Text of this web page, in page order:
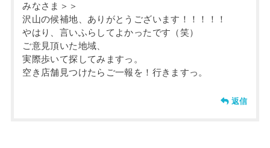
みなさま＞＞
沢山の候補地、ありがとうございます！！！！！
やはり、言いふらしてよかったです（笑）
ご意見頂いた地域、
実際歩いて探してみますっ。
空き店舗見つけたらご一報を！行きますっ。
返信